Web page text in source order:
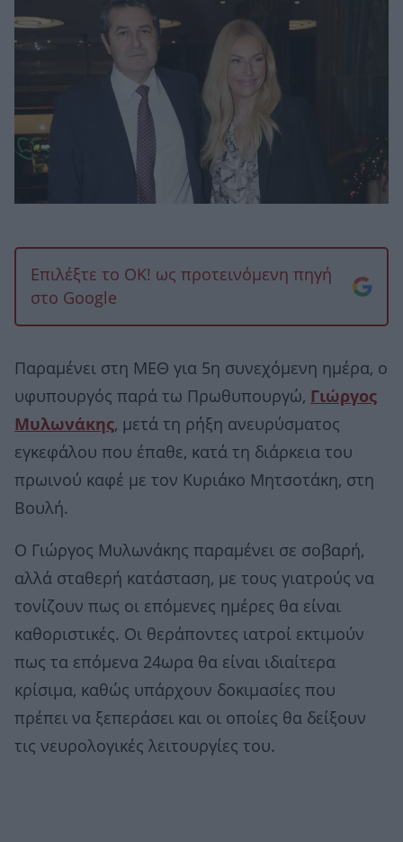
Επιλέξτε το OK! ως προτεινόμενη πηγή
στο Google
Παραμένει στη ΜΕΘ για 5η συνεχόμενη ημέρα, ο
υφυπουργός παρά τω Πρωθυπουργώ, Γιώργος
Μυλωνάκης, μετά τη ρήξη ανευρύσματος
εγκεφάλου που έπαθε, κατά τη διάρκεια του
πρωινού καφέ με τον Κυριάκο Μητσοτάκη, στη
Βουλή.
Ο Γιώργος Μυλωνάκης παραμένει σε σοβαρή,
αλλά σταθερή κατάσταση, με τους γιατρούς να
τονίζουν πως οι επόμενες ημέρες θα είναι
καθοριστικές. Οι θεράποντες ιατροί εκτιμούν
πως τα επόμενα 24ωρα θα είναι ιδιαίτερα
κρίσιμα, καθώς υπάρχουν δοκιμασίες που
πρέπει να ξεπεράσει και οι οποίες θα δείξουν
τις νευρολογικές λειτουργίες του.